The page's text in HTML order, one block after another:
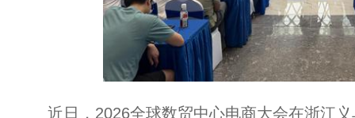
近日，2026全球数贸中心电商大会在浙江